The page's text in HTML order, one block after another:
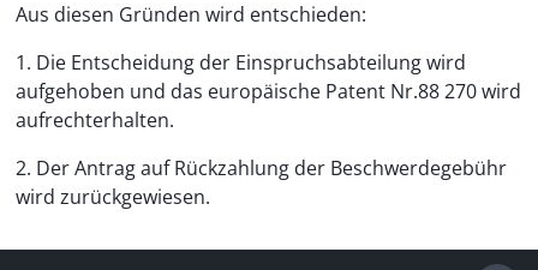
Aus diesen Gründen wird entschieden:
1. Die Entscheidung der Einspruchsabteilung wird
aufgehoben und das europäische Patent Nr.88 270 wird
aufrechterhalten.
2. Der Antrag auf Rückzahlung der Beschwerdegebühr
wird zurückgewiesen.